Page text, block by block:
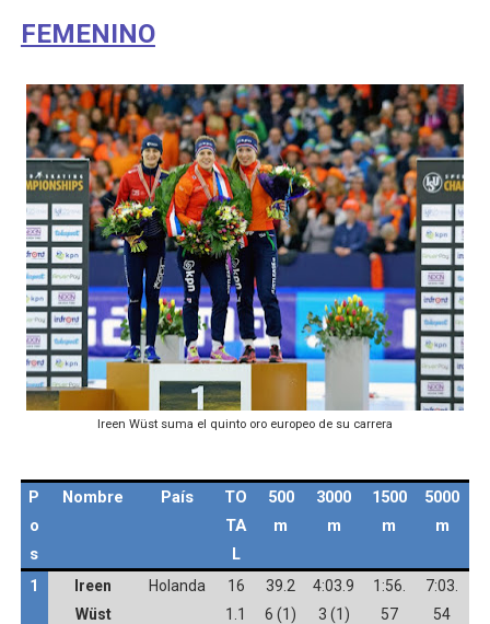
FEMENINO
Ireen Wüst suma el quinto oro europeo de su carrera
P
o
s
Nombre País
TO
TA
L
500
m
3000
m
1500
m
5000
m
1
Ireen
Wüst
Holanda
16
1.1
39.2
6 (1)
4:03.9
3 (1)
1:56.
57
7:03.
54